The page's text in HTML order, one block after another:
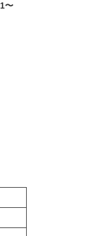
1〜